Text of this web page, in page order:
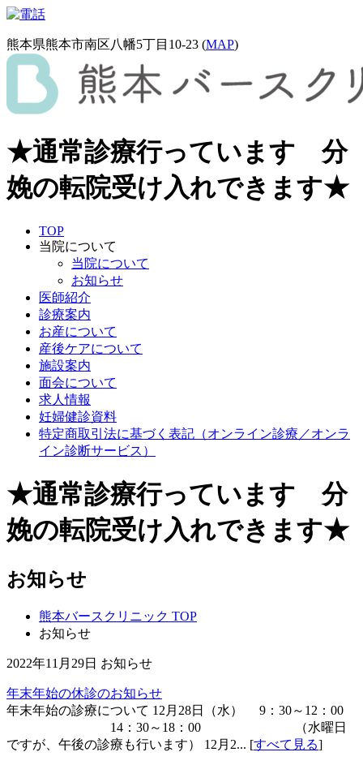
熊本県熊本市南区八幡5丁目10-23 (MAP)
★通常診療行っています 分
娩の転院受け入れできます★
TOP
当院について
当院について
お知らせ
医師紹介
診療案内
お産について
産後ケアについて
施設案内
面会について
求人情報
妊婦健診資料
特定商取引法に基づく表記（オンライン診療／オンラ
イン診断サービス）
★通常診療行っています 分
娩の転院受け入れできます★
お知らせ
熊本バースクリニック TOP
お知らせ
2022年11月29日 お知らせ
年末年始の休診のお知らせ
年末年始の診療について 12月28日（水） 9：30～12：00
14：30～18：00 （水曜日
ですが、午後の診療も行います） 12月2... [すべて見る]